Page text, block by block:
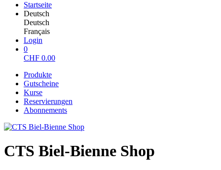
Startseite
Deutsch
Deutsch
Français
Login
0
CHF 0.00
Produkte
Gutscheine
Kurse
Reservierungen
Abonnements
CTS Biel-Bienne Shop